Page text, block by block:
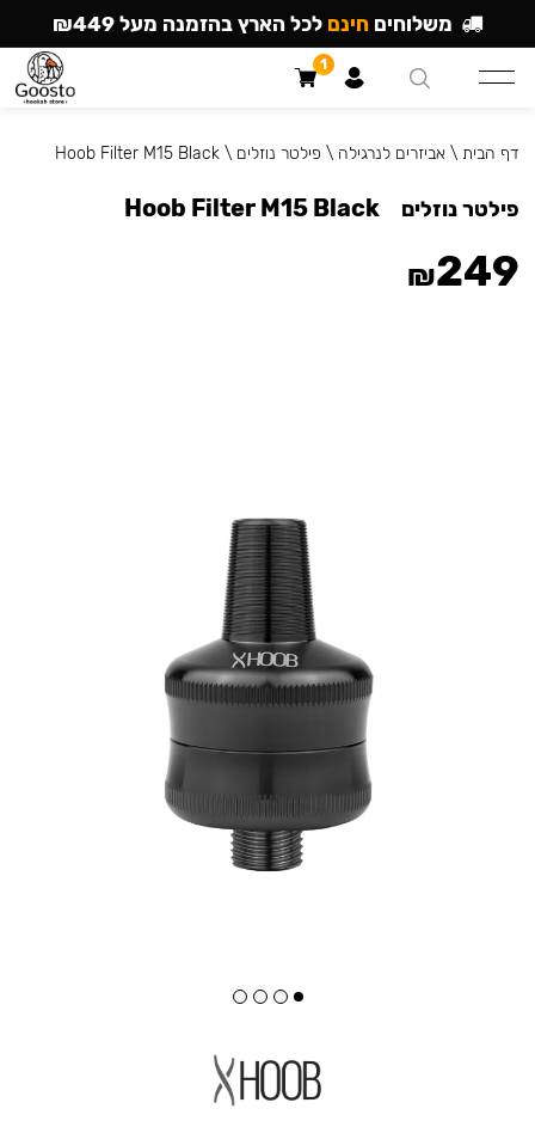
דף הבית \אביזרים לנרגילה \ פילטר נוזלים \
Hoob Filter M15 Black
פילטר נוזלים Hoob Filter M15 Black
₪249
משלוחים חינם לכל הארץ בהזמנה מעל ₪449
1